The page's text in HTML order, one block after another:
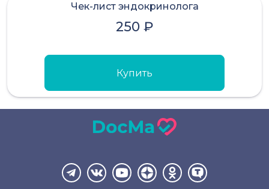
Чек-лист эндокринолога
250 ₽
Купить